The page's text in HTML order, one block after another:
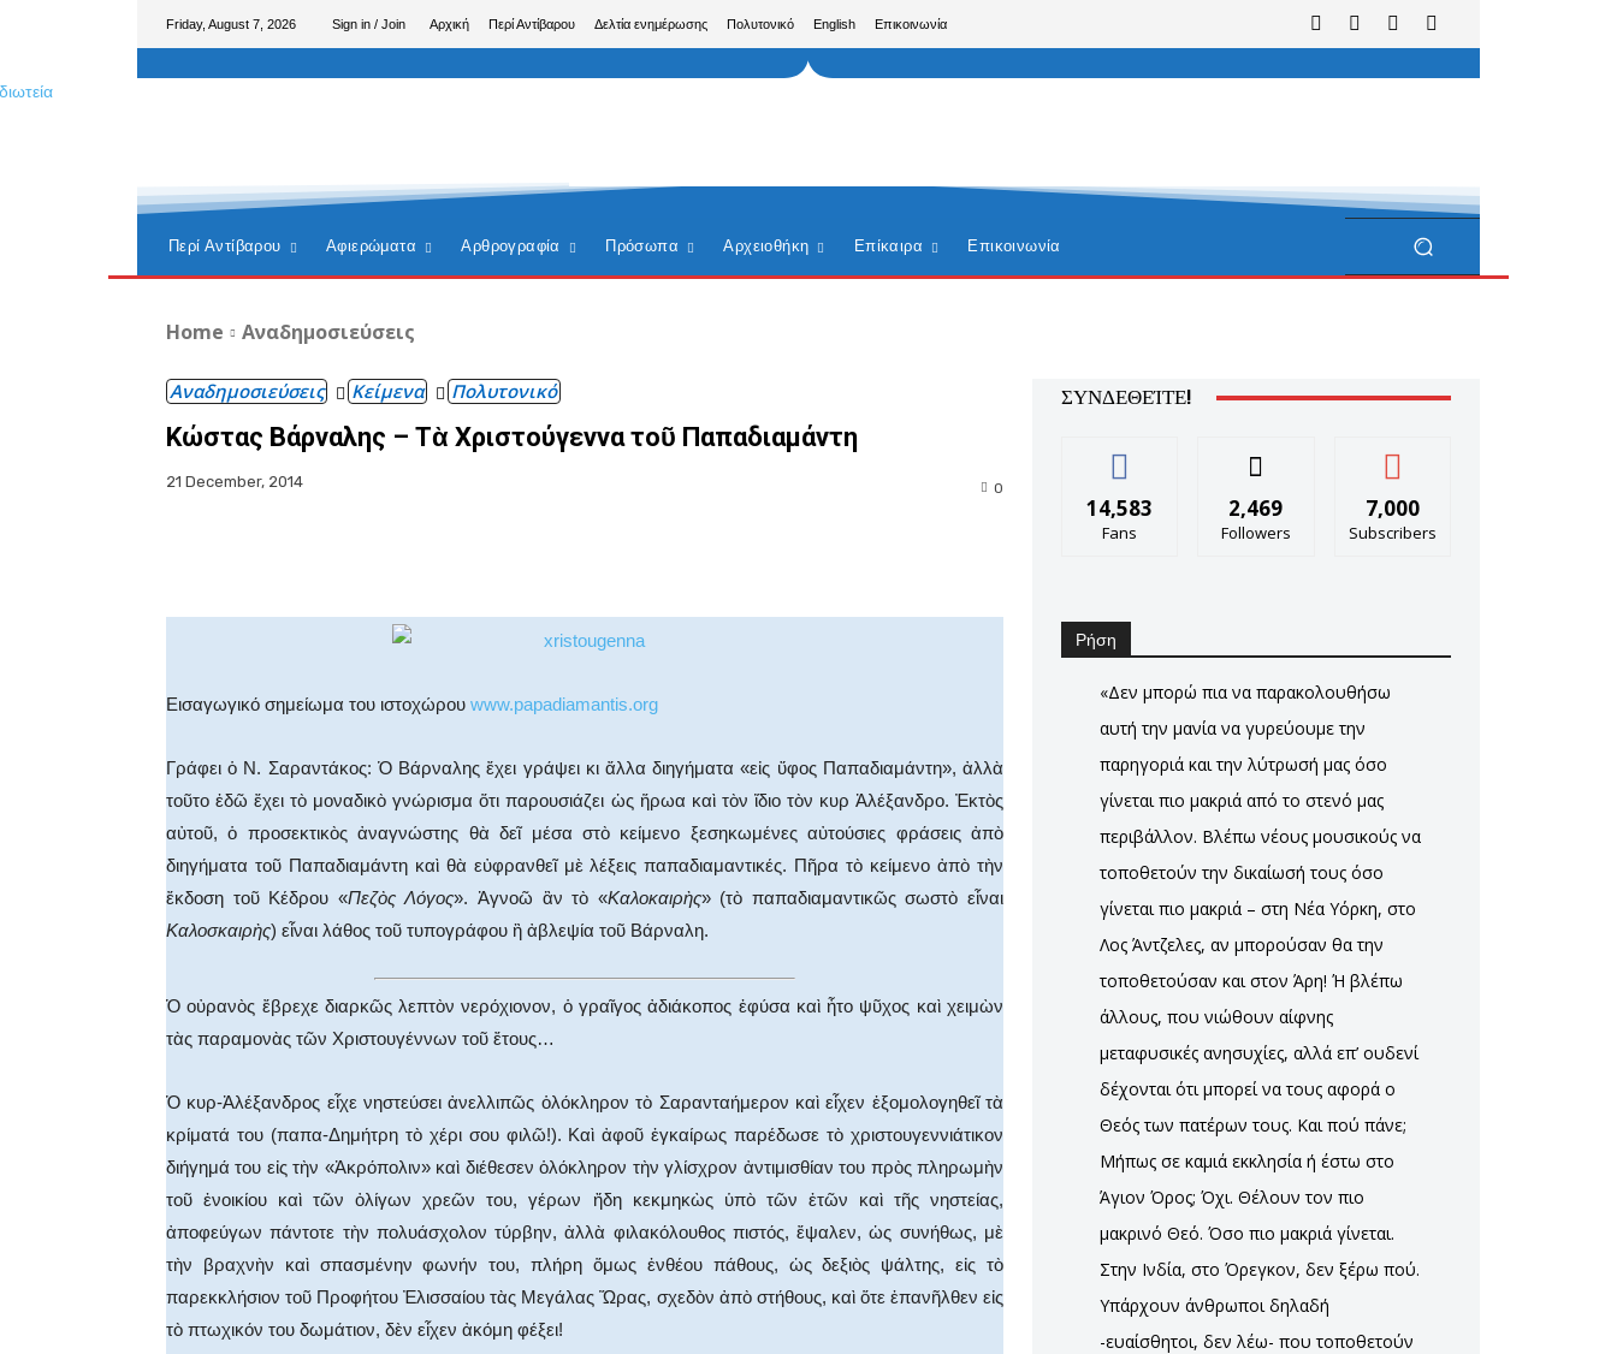
Friday, August 7, 2026 Sign in / Join Αρχική Περί Αντίβαρου Δελτία ενημέρωσης Πολυτονικό English Επικοινωνία
Περί Αντίβαρου Αφιερώματα Αρθρογραφία Πρόσωπα Αρχειοθήκη Επίκαιρα Επικοινωνία
Home Αναδημοσιεύσεις
Αναδημοσιεύσεις Κείμενα Πολυτονικό
Κώστας Βάρναλης – Τὰ Χριστούγεννα τοῦ Παπαδιαμάντη
21 December, 2014 0
Εισαγωγικό σημείωμα του ιστοχώρου www.papadiamantis.org
Γράφει ὁ Ν. Σαραντάκος: Ὁ Βάρναλης ἔχει γράψει κι ἄλλα διηγήματα «εἰς ὕφος Παπαδιαμάντη», ἀλλὰ
τοῦτο ἐδῶ ἔχει τὸ μοναδικὸ γνώρισμα ὅτι παρουσιάζει ὡς ἥρωα καὶ τὸν ἴδιο τὸν κυρ Ἀλέξανδρο. Ἐκτὸς
αὐτοῦ, ὁ προσεκτικὸς ἀναγνώστης θὰ δεῖ μέσα στὸ κείμενο ξεσηκωμένες αὐτούσιες φράσεις ἀπὸ
διηγήματα τοῦ Παπαδιαμάντη καὶ θὰ εὐφρανθεῖ μὲ λέξεις παπαδιαμαντικές. Πῆρα τὸ κείμενο ἀπὸ τὴν
ἔκδοση τοῦ Κέδρου «Πεζὸς Λόγος». Ἀγνοῶ ἂν τὸ «Καλοκαιρὴς» (τὸ παπαδιαμαντικῶς σωστὸ εἶναι
Καλοσκαιρὴς) εἶναι λάθος τοῦ τυπογράφου ἢ ἀβλεψία τοῦ Βάρναλη.
Ὁ οὐρανὸς ἔβρεχε διαρκῶς λεπτὸν νερόχιονον, ὁ γραῖγος ἀδιάκοπος ἐφύσα καὶ ἦτο ψῦχος καὶ χειμὼν
τὰς παραμονὰς τῶν Χριστουγέννων τοῦ ἔτους…
Ὁ κυρ-Ἀλέξανδρος εἶχε νηστεύσει ἀνελλιπῶς ὁλόκληρον τὸ Σαρανταήμερον καὶ εἶχεν ἐξομολογηθεῖ τὰ
κρίματά του (παπα-Δημήτρη τὸ χέρι σου φιλῶ!). Καὶ ἀφοῦ ἐγκαίρως παρέδωσε τὸ χριστουγεννιάτικον
διήγημά του εἰς τὴν «Ἀκρόπολιν» καὶ διέθεσεν ὁλόκληρον τὴν γλίσχρον ἀντιμισθίαν του πρὸς πληρωμὴν
τοῦ ἐνοικίου καὶ τῶν ὀλίγων χρεῶν του, γέρων ἤδη κεκμηκὼς ὑπὸ τῶν ἐτῶν καὶ τῆς νηστείας,
ἀποφεύγων πάντοτε τὴν πολυάσχολον τύρβην, ἀλλὰ φιλακόλουθος πιστός, ἔψαλεν, ὡς συνήθως, μὲ
τὴν βραχνὴν καὶ σπασμένην φωνήν του, πλήρη ὅμως ἐνθέου πάθους, ὡς δεξιὸς ψάλτης, εἰς τὸ
παρεκκλήσιον τοῦ Προφήτου Ἐλισσαίου τὰς Μεγάλας Ὥρας, σχεδὸν ἀπὸ στήθους, καὶ ὅτε ἐπανῆλθεν εἰς
τὸ πτωχικόν του δωμάτιον, δὲν εἶχεν ἀκόμη φέξει!
ΣΥΝΔΕΘΕΊΤΕ!
14,583
Fans
2,469
Followers
7,000
Subscribers
Ρήση
«Δεν μπορώ πια να παρακολουθήσω
αυτή την μανία να γυρεύουμε την
παρηγοριά και την λύτρωσή μας όσο
γίνεται πιο μακριά από το στενό μας
περιβάλλον. Βλέπω νέους μουσικούς να
τοποθετούν την δικαίωσή τους όσο
γίνεται πιο μακριά – στη Νέα Υόρκη, στο
Λος Άντζελες, αν μπορούσαν θα την
τοποθετούσαν και στον Άρη! Ή βλέπω
άλλους, που νιώθουν αίφνης
μεταφυσικές ανησυχίες, αλλά επ’ ουδενί
δέχονται ότι μπορεί να τους αφορά ο
Θεός των πατέρων τους. Και πού πάνε;
Μήπως σε καμιά εκκλησία ή έστω στο
Άγιον Όρος; Όχι. Θέλουν τον πιο
μακρινό Θεό. Όσο πιο μακριά γίνεται.
Στην Ινδία, στο Όρεγκον, δεν ξέρω πού.
Υπάρχουν άνθρωποι δηλαδή
-ευαίσθητοι, δεν λέω- που τοποθετούν